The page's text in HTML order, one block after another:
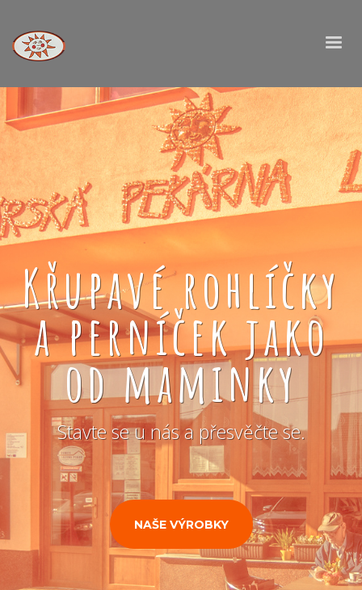
Křupavé rohlíčky
a perníček jako
od maminky
Stavte se u nás a přesvěčte se.
NAŠE VÝROBKY